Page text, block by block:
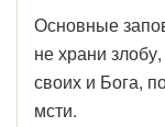
Основные
не храни
своих и Бога,
мсти.